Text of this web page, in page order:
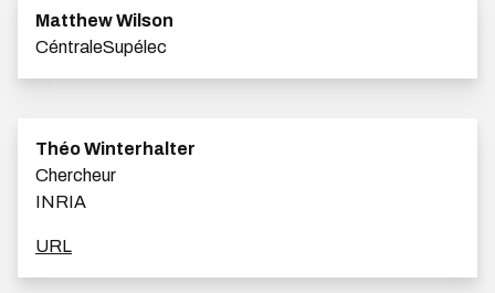
Matthew Wilson
CéntraleSupélec
Théo Winterhalter
Chercheur
INRIA
URL